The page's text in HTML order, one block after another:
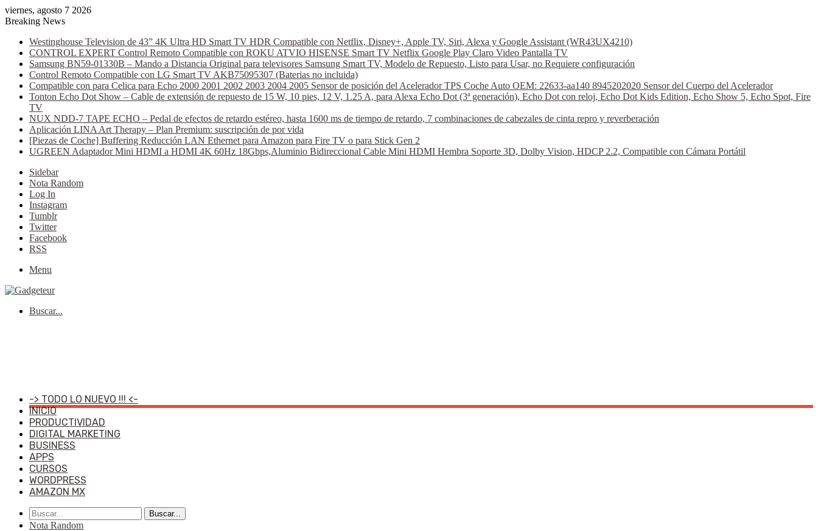
viernes, agosto 7 2026
Breaking News
Westinghouse Television de 43” 4K Ultra HD Smart TV HDR Compatible con Netflix, Disney+, Apple TV, Siri, Alexa y Google Assistant (WR43UX4210)
CONTROL EXPERT Control Remoto Compatible con ROKU ATVIO HISENSE Smart TV Netflix Google Play Claro Video Pantalla TV
Samsung BN59-01330B – Mando a Distancia Original para televisores Samsung Smart TV, Modelo de Repuesto, Listo para Usar, no Requiere configuración
Control Remoto Compatible con LG Smart TV AKB75095307 (Baterias no incluida)
Compatible con para Celica para Echo 2000 2001 2002 2003 2004 2005 Sensor de posición del Acelerador TPS Coche Auto OEM: 22633-aa140 8945202020 Sensor del Cuerpo del Acelerador
Tonton Echo Dot Show – Cable de extensión de repuesto de 15 W, 10 pies, 12 V, 1.25 A, para Alexa Echo Dot (3ª generación), Echo Dot con reloj, Echo Dot Kids Edition, Echo Show 5, Echo Spot, Fire
TV
NUX NDD-7 TAPE ECHO – Pedal de efectos de retardo estéreo, hasta 1600 ms de tiempo de retardo, 7 combinaciones de cabezales de cinta repro y reverberación
Aplicación LINA Art Therapy – Plan Premium: suscripción de por vida
[Piezas de Coche] Buffering Reducción LAN Ethernet para Amazon para Fire TV o para Stick Gen 2
UGREEN Adaptador Mini HDMI a HDMI 4K 60Hz 18Gbps,Aluminio Bidireccional Cable Mini HDMI Hembra Soporte 3D, Dolby Vision, HDCP 2.2, Compatible con Cámara Portátil
Sidebar
Nota Random
Log In
Instagram
Tumblr
Twitter
Facebook
RSS
Menu
Buscar...
-> TODO LO NUEVO !!! <-
INICIO
PRODUCTIVIDAD
DIGITAL MARKETING
BUSINESS
APPS
CURSOS
WORDPRESS
AMAZON MX
Buscar...
Nota Random